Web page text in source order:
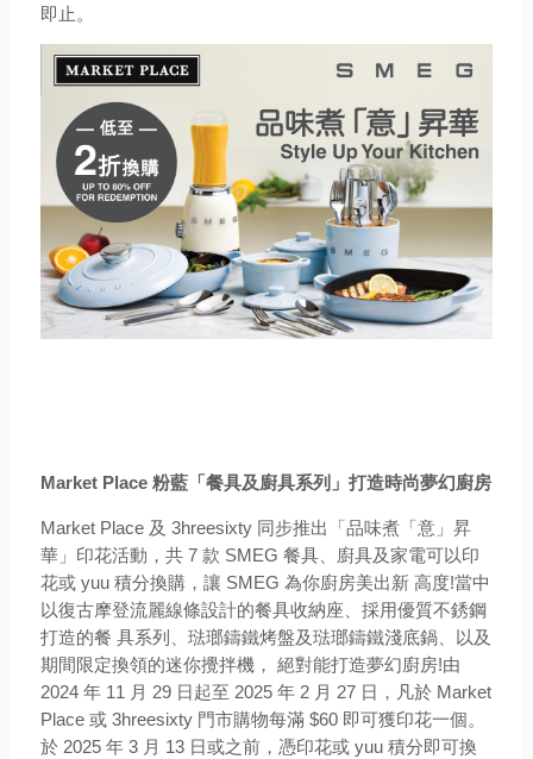
即止。
Market Place 粉藍「餐具及廚具系列」打造時尚夢幻廚房
Market Place 及 3hreesixty 同步推出「品味煮「意」昇
華」印花活動，共 7 款 SMEG 餐具、廚具及家電可以印
花或 yuu 積分換購，讓 SMEG 為你廚房美出新 高度!當中
以復古摩登流麗線條設計的餐具收納座、採用優質不銹鋼
打造的餐 具系列、琺瑯鑄鐵烤盤及琺瑯鑄鐵淺底鍋、以及
期間限定換領的迷你攪拌機， 絕對能打造夢幻廚房!由
2024 年 11 月 29 日起至 2025 年 2 月 27 日，凡於 Market
Place 或 3hreesixty 門市購物每滿 $60 即可獲印花一個。
於 2025 年 3 月 13 日或之前，憑印花或 yuu 積分即可換